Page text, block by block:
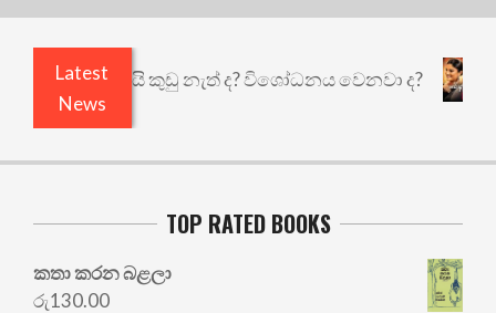
Latest
News
ඇතුළෙයි කුඩු නැත් ද? විශෝධනය වෙනවා ද?
TOP RATED BOOKS
කතා කරන බළලා
රු130.00